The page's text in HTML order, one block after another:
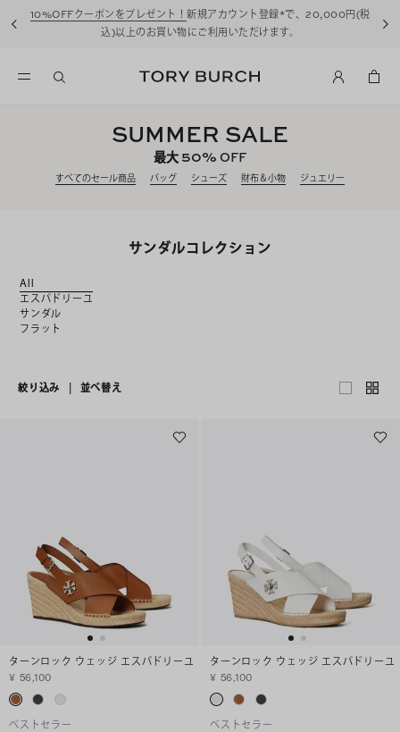
10%OFFクーポンをプレゼント！ 新規アカウント登録*で、20,000円(税
込)以上のお買い物にご利用いただけます。
SUMMER SALE
最大50% OFF
すべてのセール商品 バッグ シューズ 財布＆小物 ジュエリー
サンダルコレクション
All
エスパドリーユ
サンダル
フラット
絞り込み 並べ替え
ターンロック ウェッジ エスパドリーユ
¥ 56,100
ベストセラー
ターンロック ウェッジ エスパドリーユ
¥ 56,100
ベストセラー